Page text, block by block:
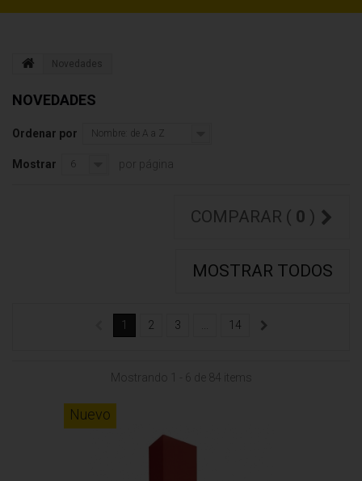
Novedades
NOVEDADES
Ordenar por Nombre: de A a Z
Mostrar 6 por página
COMPARAR ( 0 )
MOSTRAR TODOS
1 2 3 14
Mostrando 1 - 6 de 84 items
Nuevo